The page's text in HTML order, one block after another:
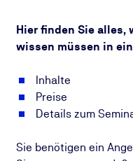
Hier finden Sie alles,
wissen müssen in
Inhalte
Preise
Details zum
Sie benötigen ein